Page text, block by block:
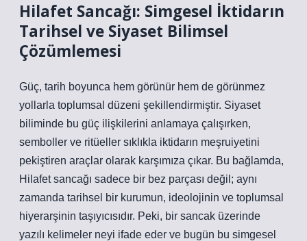
Hilafet Sancağı: Simgesel İktidarın
Tarihsel ve Siyaset Bilimsel
Çözümlemesi
Güç, tarih boyunca hem görünür hem de görünmez
yollarla toplumsal düzeni şekillendirmiştir. Siyaset
biliminde bu güç ilişkilerini anlamaya çalışırken,
semboller ve ritüeller sıklıkla iktidarın meşruiyetini
pekiştiren araçlar olarak karşımıza çıkar. Bu bağlamda,
Hilafet sancağı sadece bir bez parçası değil; aynı
zamanda tarihsel bir kurumun, ideolojinin ve toplumsal
hiyerarşinin taşıyıcısıdır. Peki, bir sancak üzerinde
yazılı kelimeler neyi ifade eder ve bugün bu simgesel